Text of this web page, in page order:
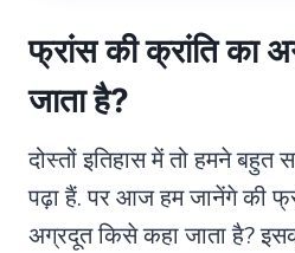
फ्रांस की क्रांति का
जाता है?
दोस्तों इतिहास में तो हमने बहुत
पढ़ा हैं. पर आज हम जानेंगे की
अग्रदूत किसे कहा जाता है?